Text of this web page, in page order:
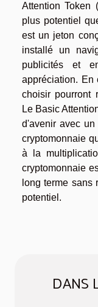
Attention Token
plus potentiel
est un jeton
installé un
publicités et
appréciation.
choisir pourront
Le Basic
d'avenir avec
cryptomonnaie
à la
cryptomonnaie
long terme sans
potentiel.
DANS